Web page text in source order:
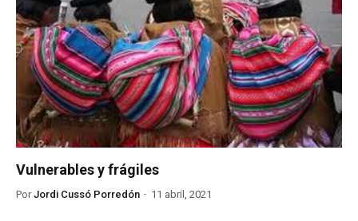
Vulnerables y frágiles
Por Jordi Cussó Porredón 11 abril, 2021